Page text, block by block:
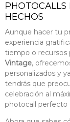
PHOTOCALLS
HECHOS
Aunque hacer tu
experiencia
tiempo o recursos
Vintage,
personalizados y
tendrás que
celebración al
photocall perfecto